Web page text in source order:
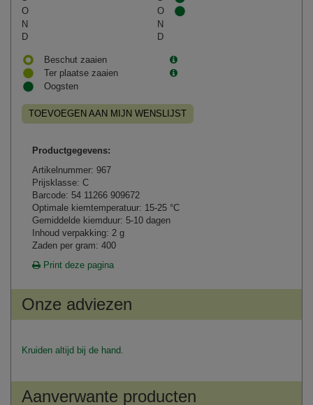
O
O
N
N
D
D
Beschut zaaien
Ter plaatse zaaien
Oogsten
TOEVOEGEN AAN MIJN WENSLIJST
Productgegevens:
Artikelnummer: 967
Prijsklasse: C
Barcode: 54 11266 909672
Optimale kiemtemperatuur: 15-25 °C
Gemiddelde kiemduur: 5-10 dagen
Inhoud verpakking: 2 g
Zaden per gram: 400
Print deze pagina
Onze adviezen
Kruiden altijd bij de hand.
Aanverwante producten